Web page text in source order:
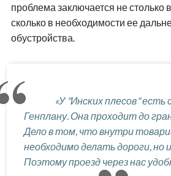
проблема заключается не столько
сколько в необходимости ее
обустройства.
«У "Инских плесов" есть
Генплану. Она проходит до
Дело в том, что внутри
необходимо делать дороги, но
Поэтому проезд через нас